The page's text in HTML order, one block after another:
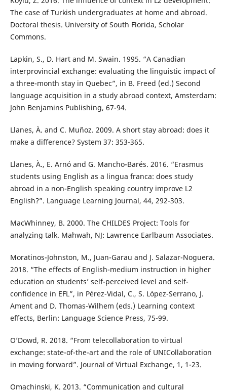
The case of Turkish undergraduates at home and abroad.
Doctoral thesis. University of South Florida, Scholar
Commons.
Lapkin, S., D. Hart and M. Swain. 1995. “A Canadian
interprovincial exchange: evaluating the linguistic impact of
a three-month stay in Quebec”, in B. Freed (ed.) Second
language acquisition in a study abroad context, Amsterdam:
John Benjamins Publishing, 67-94.
Llanes, À. and C. Muñoz. 2009. A short stay abroad: does it
make a difference? System 37: 353-365.
Llanes, À., E. Arnó and G. Mancho-Barés. 2016. “Erasmus
students using English as a lingua franca: does study
abroad in a non-English speaking country improve L2
English?”. Language Learning Journal, 44, 292-303.
MacWhinney, B. 2000. The CHILDES Project: Tools for
analyzing talk. Mahwah, NJ: Lawrence Earlbaum Associates.
Moratinos-Johnston, M., Juan-Garau and J. Salazar-Noguera.
2018. “The effects of English-medium instruction in higher
education on students’ self-perceived level and self-
confidence in EFL”, in Pérez-Vidal, C., S. López-Serrano, J.
Ament and D. Thomas-Wilhem (eds.) Learning context
effects, Berlin: Language Science Press, 75-99.
O’Dowd, R. 2018. “From telecollaboration to virtual
exchange: state-of-the-art and the role of UNICollaboration
in moving forward”. Journal of Virtual Exchange, 1, 1-23.
Omachinski, K. 2013. “Communication and cultural